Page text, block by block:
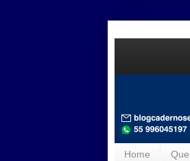
Home